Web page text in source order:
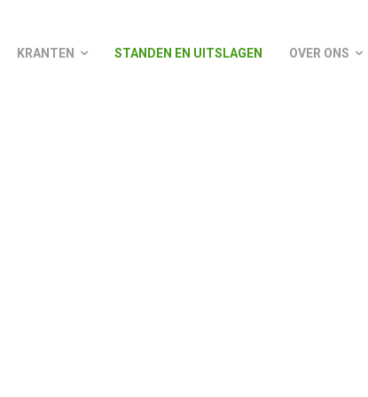
KRANTEN STANDEN EN UITSLAGEN OVER ONS